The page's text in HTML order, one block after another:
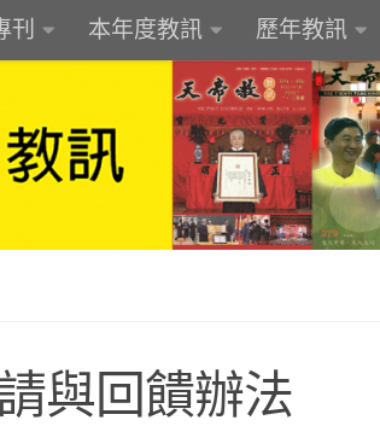
刊 本年度教訊 歷年教訊
與回饋辦法